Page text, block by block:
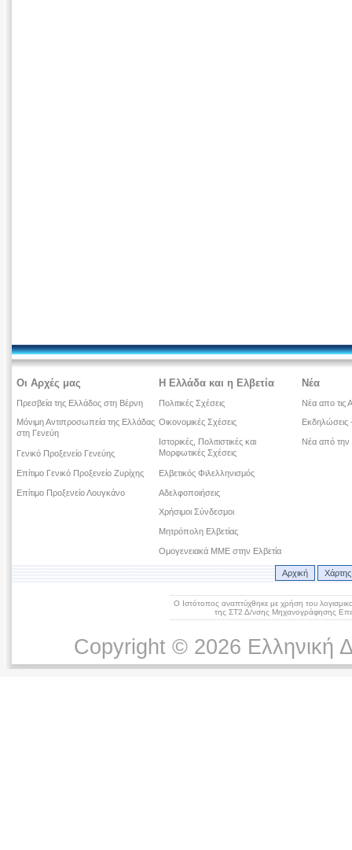
Οι Αρχές μας
Πρεσβεία της Ελλάδος στη Βέρνη
Μόνιμη Αντιπροσωπεία της Ελλάδας
στη Γενεύη
Γενικό Προξενείο Γενεύης
Επίτιμο Γενικό Προξενείο Ζυρίχης
Επίτιμο Προξενείο Λουγκάνο
Η Ελλάδα και η Ελβετία
Πολιτικές Σχέσεις
Οικονομικές Σχέσεις
Ιστορικές, Πολιτιστικές και
Μορφωτικές Σχέσεις
Ελβετικός Φιλελληνισμός
Αδελφοποιήσεις
Χρήσιμοι Σύνδεσμοι
Μητρόπολη Ελβετίας
Ομογενειακά ΜΜΕ στην Ελβετία
Νέα
Νέα απο τις
Εκδηλώσεις
Νέα από την
Αρχική
Ο Ιστότοπος αναπτύχθηκε με χρήση του
της ΣΤ2 Δ/νσης Μηχανογράφησης
Copyright © 2026 Ελληνική